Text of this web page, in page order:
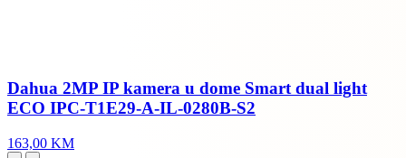
Dahua 2MP IP kamera u dome Smart dual light
ECO IPC-T1E29-A-IL-0280B-S2
163,00 KM